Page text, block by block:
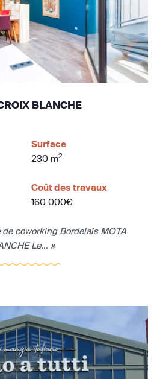
BLANCHE
Surface
230 m2
Coût des travaux
160 000€
coworking Bordelais MOTA
Le... »